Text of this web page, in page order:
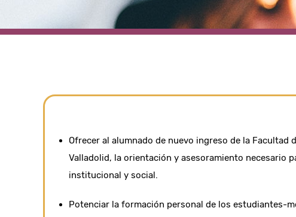
Ofrecer al alumnado de nuevo ingreso de la Facultad
Valladolid, la orientación y asesoramiento necesario
institucional y social.
Potenciar la formación personal de los estudiantes-